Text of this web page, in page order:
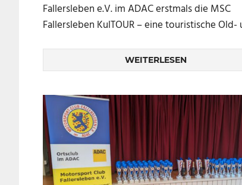
Fallersleben e.V. im ADAC erstmals die MSC
Fallersleben KulTOUR – eine touristische Old-
WEITERLESEN